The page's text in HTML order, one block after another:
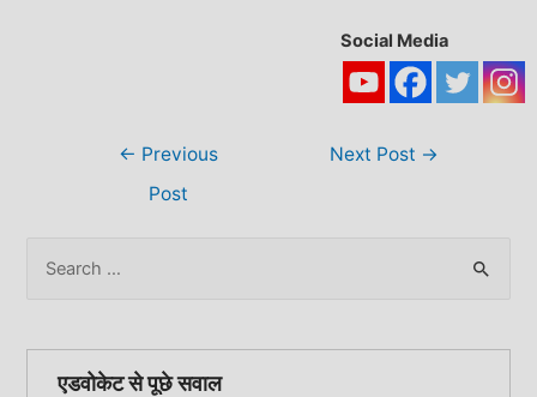
Social Media
Post
navigation
← Previous
Post
Next Post →
r
एडवोकेट से पूछे सवाल